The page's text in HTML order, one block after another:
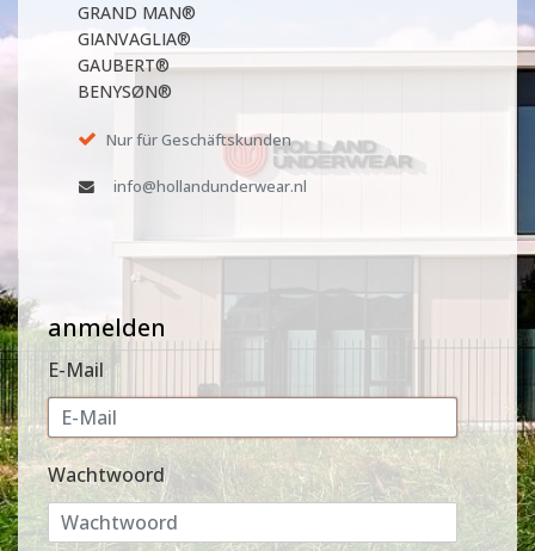
GRAND MAN®
GIANVAGLIA®
GAUBERT®
BENYSØN®
Nur für Geschäftskunden
info@hollandunderwear.nl
anmelden
E-Mail
Wachtwoord